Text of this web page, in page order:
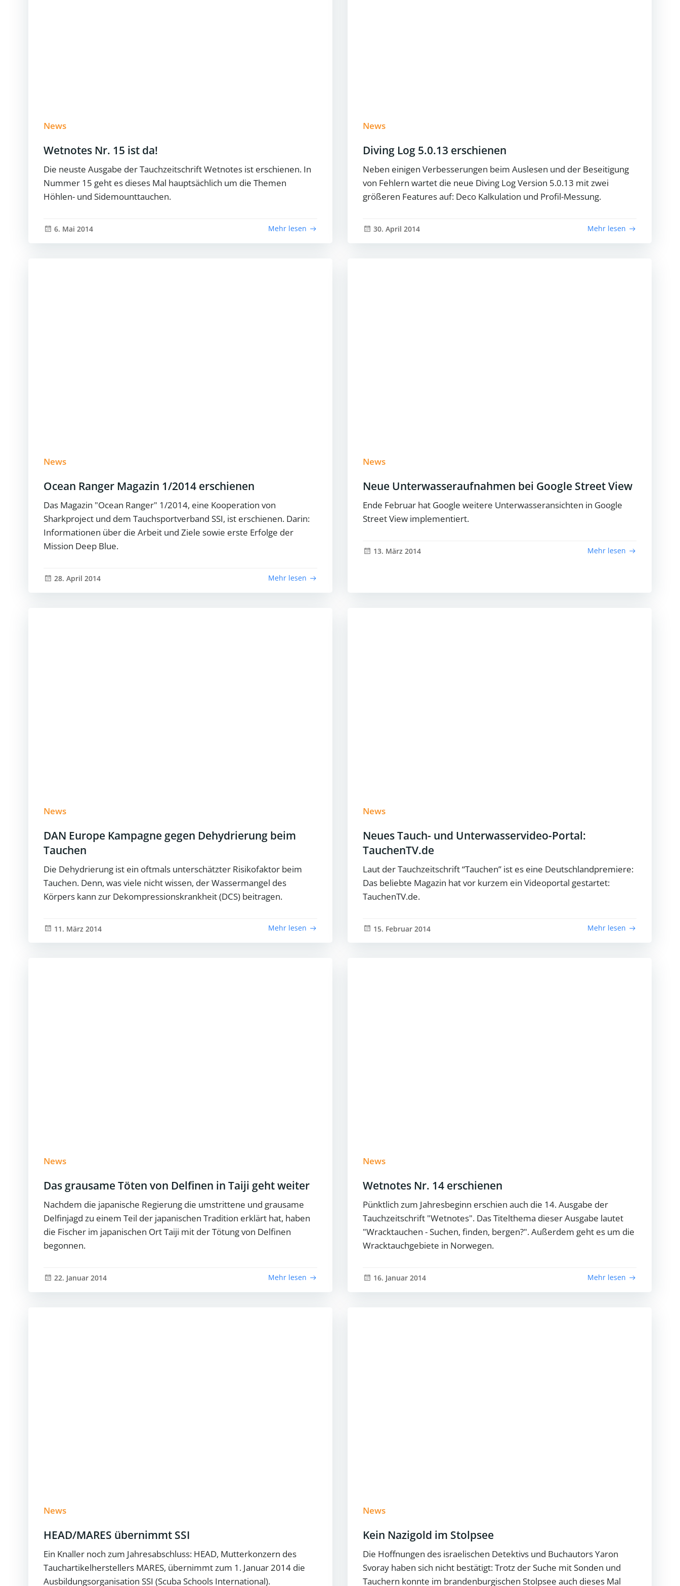
News
Wetnotes Nr. 15 ist da!
Die neuste Ausgabe der Tauchzeitschrift Wetnotes ist erschienen. In
Nummer 15 geht es dieses Mal hauptsächlich um die Themen
Höhlen- und Sidemounttauchen.
6. Mai 2014 Mehr lesen
News
Diving Log 5.0.13 erschienen
Neben einigen Verbesserungen beim Auslesen und der Beseitigung
von Fehlern wartet die neue Diving Log Version 5.0.13 mit zwei
größeren Features auf: Deco Kalkulation und Profil-Messung.
30. April 2014 Mehr lesen
News
Ocean Ranger Magazin 1/2014 erschienen
Das Magazin "Ocean Ranger" 1/2014, eine Kooperation von
Sharkproject und dem Tauchsportverband SSI, ist erschienen. Darin:
Informationen über die Arbeit und Ziele sowie erste Erfolge der
Mission Deep Blue.
28. April 2014 Mehr lesen
News
Neue Unterwasseraufnahmen bei Google Street View
Ende Februar hat Google weitere Unterwasseransichten in Google
Street View implementiert.
13. März 2014 Mehr lesen
News
DAN Europe Kampagne gegen Dehydrierung beim
Tauchen
Die Dehydrierung ist ein oftmals unterschätzter Risikofaktor beim
Tauchen. Denn, was viele nicht wissen, der Wassermangel des
Körpers kann zur Dekompressionskrankheit (DCS) beitragen.
11. März 2014 Mehr lesen
News
Neues Tauch- und Unterwasservideo-Portal:
TauchenTV.de
Laut der Tauchzeitschrift “Tauchen” ist es eine Deutschlandpremiere:
Das beliebte Magazin hat vor kurzem ein Videoportal gestartet:
TauchenTV.de.
15. Februar 2014 Mehr lesen
News
Das grausame Töten von Delfinen in Taiji geht weiter
Nachdem die japanische Regierung die umstrittene und grausame
Delfinjagd zu einem Teil der japanischen Tradition erklärt hat, haben
die Fischer im japanischen Ort Taiji mit der Tötung von Delfinen
begonnen.
22. Januar 2014 Mehr lesen
News
Wetnotes Nr. 14 erschienen
Pünktlich zum Jahresbeginn erschien auch die 14. Ausgabe der
Tauchzeitschrift "Wetnotes". Das Titelthema dieser Ausgabe lautet
"Wracktauchen - Suchen, finden, bergen?". Außerdem geht es um die
Wracktauchgebiete in Norwegen.
16. Januar 2014 Mehr lesen
News
HEAD/MARES übernimmt SSI
Ein Knaller noch zum Jahresabschluss: HEAD, Mutterkonzern des
Tauchartikelherstellers MARES, übernimmt zum 1. Januar 2014 die
Ausbildungsorganisation SSI (Scuba Schools International).
News
Kein Nazigold im Stolpsee
Die Hoffnungen des israelischen Detektivs und Buchautors Yaron
Svoray haben sich nicht bestätigt: Trotz der Suche mit Sonden und
Tauchern konnte im brandenburgischen Stolpsee auch dieses Mal